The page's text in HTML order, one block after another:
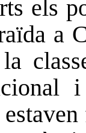
els
a